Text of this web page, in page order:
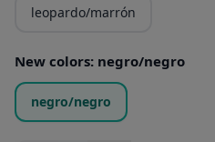
leopardo/marrón
New colors: negro/negro
negro/negro